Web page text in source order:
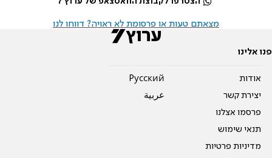
מצאתם טעות או פרסומת לא ראויה? דווחו לנו
פנו אלינו
אודות
יצירת קשר
פרסמו אצלנו
תנאי שימוש
מדיניות פרטיות
Pусский
عربية